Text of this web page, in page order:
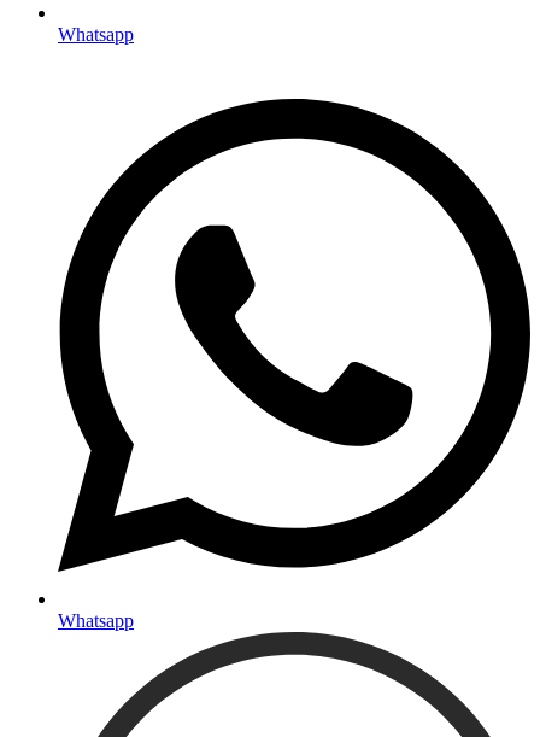
Whatsapp
Whatsapp